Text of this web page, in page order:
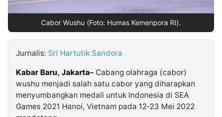
Cabor Wushu (Foto: Humas Kemenpora RI).
Jurnalis: Sri Hartutik Sandora
Kabar Baru, Jakarta– Cabang olahraga (cabor)
wushu menjadi salah satu cabor yang diharapkan
menyumbangkan medali untuk Indonesia di SEA
Games 2021 Hanoi, Vietnam pada 12-23 Mei 2022